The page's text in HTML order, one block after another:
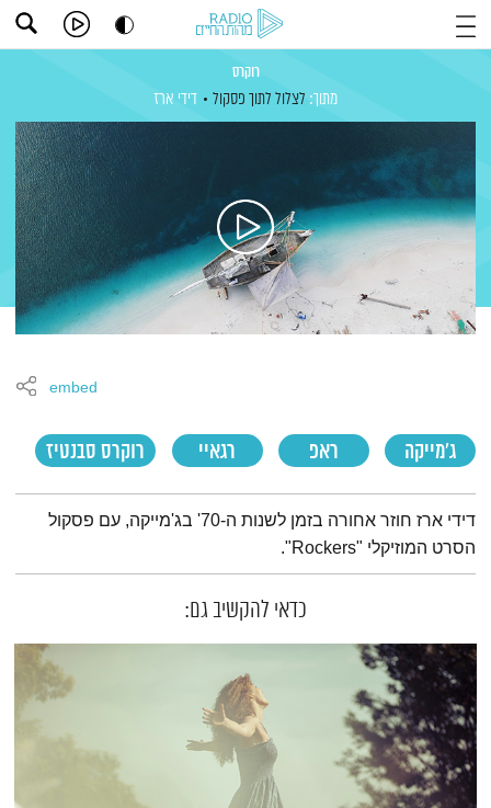
רוקרס
מתוך: לצלול לתוך פסקול דידי ארז
ג'מייקה ראפ רגאיי רוקרס סבנטיז
embed
תמצית הפודקאסט
דידי ארז חוזר אחורה בזמן לשנות ה-70' בג'מייקה, עם פסקול
הסרט המוזיקלי "Rockers".
כדאי להקשיב גם: